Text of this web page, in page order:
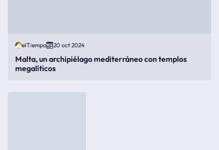
elTiempo 20 oct 2024
Malta, un archipiélago mediterráneo con templos
megalíticos